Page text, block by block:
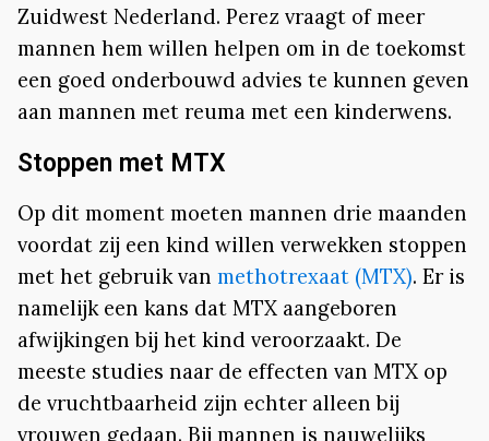
Zuidwest Nederland. Perez vraagt of meer
mannen hem willen helpen om in de toekomst
een goed onderbouwd advies te kunnen geven
aan mannen met reuma met een kinderwens.
Stoppen met MTX
Op dit moment moeten mannen drie maanden
voordat zij een kind willen verwekken stoppen
met het gebruik van methotrexaat (MTX). Er is
namelijk een kans dat MTX aangeboren
afwijkingen bij het kind veroorzaakt. De
meeste studies naar de effecten van MTX op
de vruchtbaarheid zijn echter alleen bij
vrouwen gedaan. Bij mannen is nauwelijks